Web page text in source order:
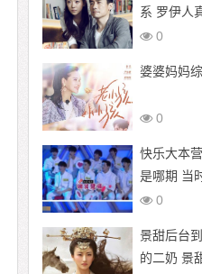
系 罗伊人
0
婆婆妈妈
0
快乐大本
是哪期 当
明0
景甜后台
的二奶 景